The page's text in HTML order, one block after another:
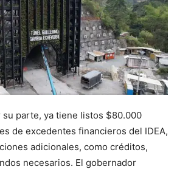
su parte, ya tiene listos $80.000
de excedentes financieros del IDEA,
adicionales, como créditos,
necesarios. El gobernador